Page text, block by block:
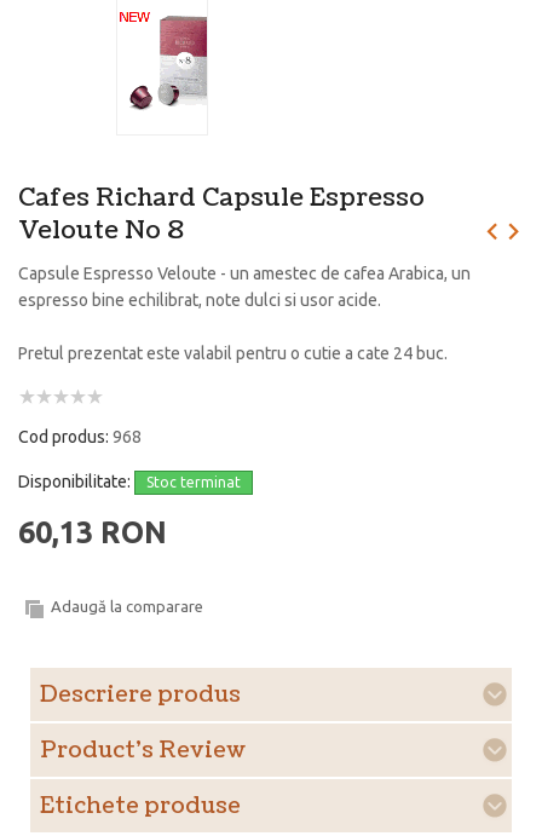
Cafes Richard Capsule Espresso
Veloute No 8
Capsule Espresso Veloute - un amestec de cafea Arabica, un
espresso bine echilibrat, note dulci si usor acide.
Pretul prezentat este valabil pentru o cutie a cate 24 buc.
Cod produs: 968
Disponibilitate: Stoc terminat
60,13 RON
Adaugă la comparare
Descriere produs
Product's Review
Etichete produse